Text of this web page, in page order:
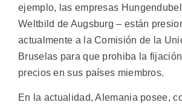
ejemplo, las empresas
Weltbild de Augsburg – están
actualmente a la Comisión de la
Bruselas para que prohiba la
precios en sus países miembros.
En la actualidad, Alemania posee,